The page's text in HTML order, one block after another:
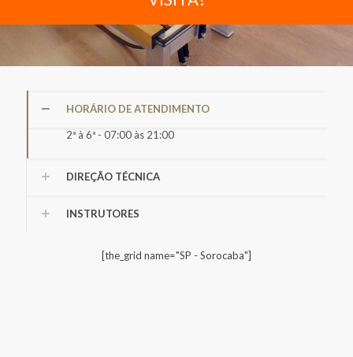
HORÁRIO DE ATENDIMENTO
2ª à 6ª - 07:00 às 21:00
DIREÇÃO TÉCNICA
INSTRUTORES
[the_grid name="SP - Sorocaba"]